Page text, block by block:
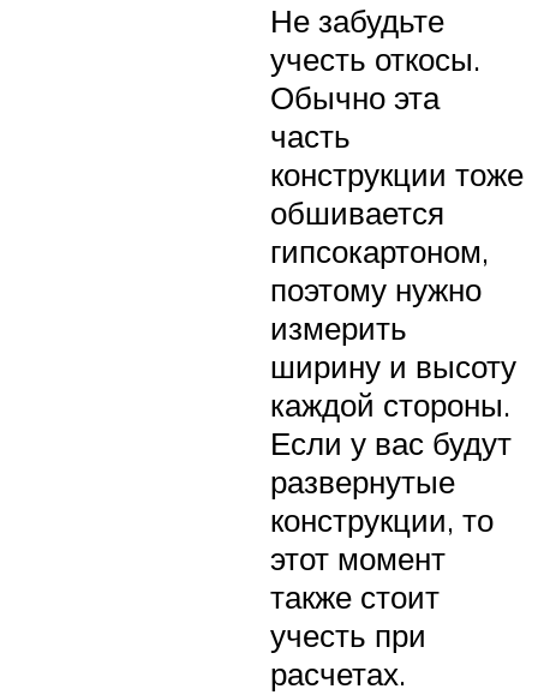
Не забудьте
учесть откосы.
Обычно эта
часть
конструкции тоже
обшивается
гипсокартоном,
поэтому нужно
измерить
ширину и высоту
каждой стороны.
Если у вас будут
развернутые
конструкции, то
этот момент
также стоит
учесть при
расчетах.